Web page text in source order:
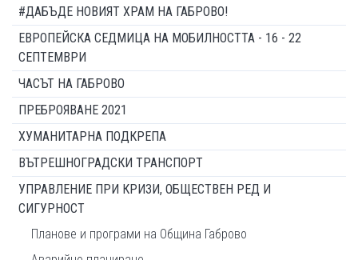
#ДАБЪДЕ НОВИЯТ ХРАМ НА ГАБРОВО!
ЕВРОПЕЙСКА СЕДМИЦА НА МОБИЛНОСТТА - 16 - 22
СЕПТЕМВРИ
ЧАСЪТ НА ГАБРОВО
ПРЕБРОЯВАНЕ 2021
ХУМАНИТАРНА ПОДКРЕПА
ВЪТРЕШНОГРАДСКИ ТРАНСПОРТ
УПРАВЛЕНИЕ ПРИ КРИЗИ, ОБЩЕСТВЕН РЕД И
СИГУРНОСТ
Планове и програми на Община Габрово